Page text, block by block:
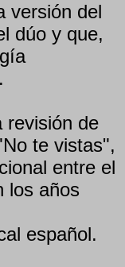
versión del
dúo y que,
revisión de
te vistas",
entre el
los años
español.